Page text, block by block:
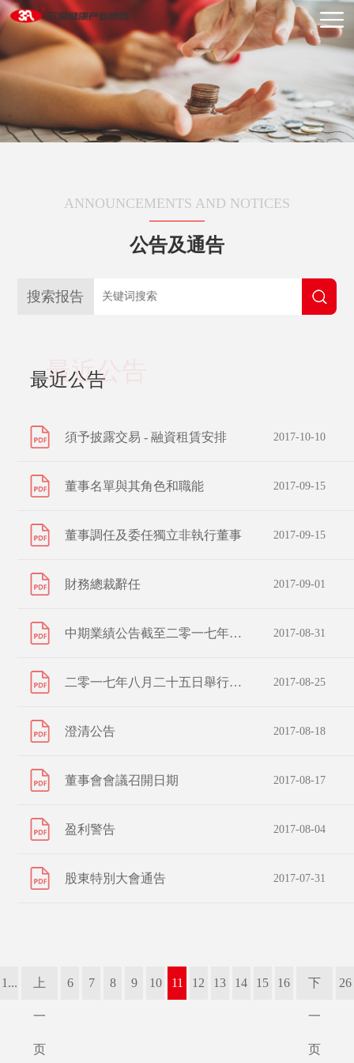
ANNOUNCEMENTS AND NOTICES
公告及通告
搜索报告
最近公告
最近公告
須予披露交易 - 融資租賃安排 2017-10-10
董事名單與其角色和職能 2017-09-15
董事調任及委任獨立非執行董事 2017-09-15
財務總裁辭任 2017-09-01
中期業績公告截至二零一七年六月三十日止六個月期間 2017-08-31
二零一七年八月二十五日舉行有關更改公司名稱之股東特別大會投票結果 2017-08-25
澄清公告 2017-08-18
董事會會議召開日期 2017-08-17
盈利警告 2017-08-04
股東特別大會通告 2017-07-31
1... 上
一
页
6 7 8 9 10 11 12 13 14 15 16 下
一
页
26